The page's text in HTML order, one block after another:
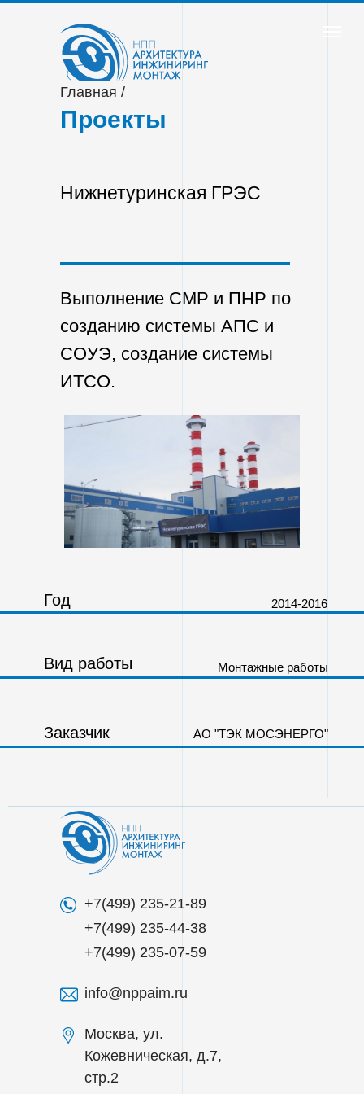
Главная /
Проекты
Выполнение СМР и ПНР по
созданию системы АПС и
СОУЭ, создание системы
ИТСО.
Год 2014-2016
Вид работы Монтажные работы
Нижнетуринская ГРЭС
Заказчик АО "ТЭК МОСЭНЕРГО"
+7(499) 235-21-89
info@nppaim.ru
+7(499) 235-44-38
+7(499) 235-07-59
Москва, ул.
Кожевническая, д.7,
стр.2